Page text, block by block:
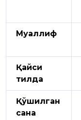
Муаллиф
Қайси
тилда
Қўшилган
сана